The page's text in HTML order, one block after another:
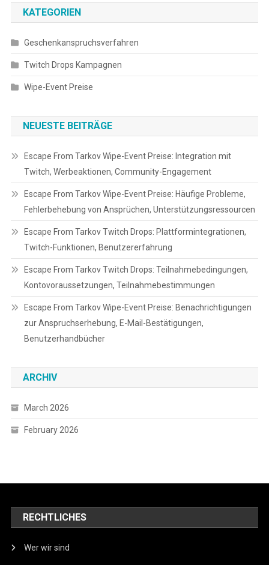
KATEGORIEN
Geschenkanspruchsverfahren
Twitch Drops Kampagnen
Wipe-Event Preise
NEUESTE BEITRÄGE
Escape From Tarkov Wipe-Event Preise: Integration mit
Twitch, Werbeaktionen, Community-Engagement
Escape From Tarkov Wipe-Event Preise: Häufige Probleme,
Fehlerbehebung von Ansprüchen, Unterstützungsressourcen
Escape From Tarkov Twitch Drops: Plattformintegrationen,
Twitch-Funktionen, Benutzererfahrung
Escape From Tarkov Twitch Drops: Teilnahmebedingungen,
Kontovoraussetzungen, Teilnahmebestimmungen
Escape From Tarkov Wipe-Event Preise: Benachrichtigungen
zur Anspruchserhebung, E-Mail-Bestätigungen,
Benutzerhandbücher
ARCHIV
March 2026
February 2026
RECHTLICHES
Wer wir sind